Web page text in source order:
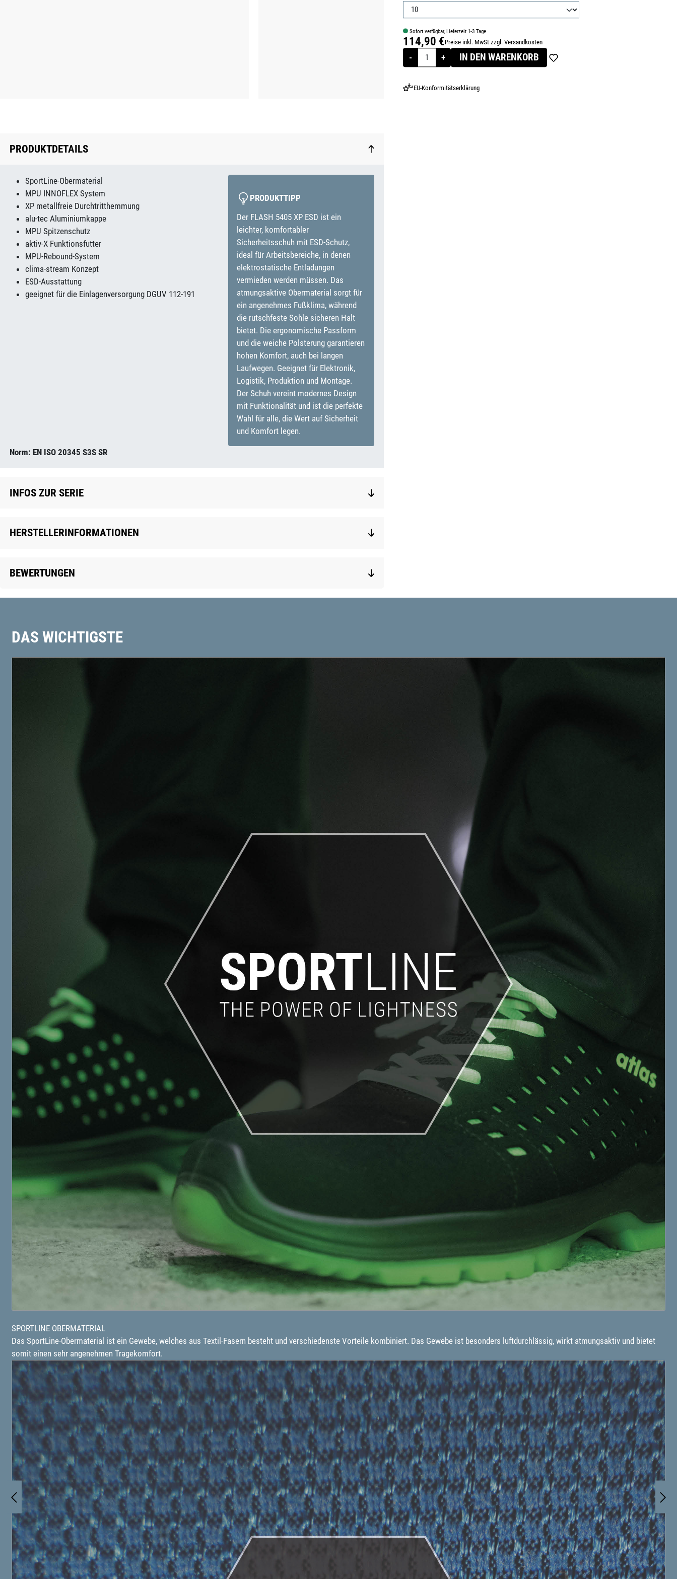
Sofort verfügbar, Lieferzeit 1-3 Tage
Regulärer Preis:
114,90 €Preise inkl. MwSt zzgl. Versandkosten
- + IN DEN WARENKORB
EU-Konformitätserklärung
PRODUKTDETAILS
SportLine-Obermaterial
MPU INNOFLEX System
XP metallfreie Durchtritthemmung
alu-tec Aluminiumkappe
MPU Spitzenschutz
aktiv-X Funktionsfutter
MPU-Rebound-System
clima-stream Konzept
ESD-Ausstattung
geeignet für die Einlagenversorgung DGUV 112-191
PRODUKTTIPP
Der FLASH 5405 XP ESD ist ein
leichter, komfortabler
Sicherheitsschuh mit ESD-Schutz,
ideal für Arbeitsbereiche, in denen
elektrostatische Entladungen
vermieden werden müssen. Das
atmungsaktive Obermaterial sorgt für
ein angenehmes Fußklima, während
die rutschfeste Sohle sicheren Halt
bietet. Die ergonomische Passform
und die weiche Polsterung garantieren
hohen Komfort, auch bei langen
Laufwegen. Geeignet für Elektronik,
Logistik, Produktion und Montage.
Der Schuh vereint modernes Design
mit Funktionalität und ist die perfekte
Wahl für alle, die Wert auf Sicherheit
und Komfort legen.
Norm: EN ISO 20345 S3S SR
INFOS ZUR SERIE
HERSTELLERINFORMATIONEN
BEWERTUNGEN
DAS WICHTIGSTE
SPORTLINE OBERMATERIAL
Das SportLine-Obermaterial ist ein Gewebe, welches aus Textil-Fasern besteht und verschiedenste Vorteile kombiniert. Das Gewebe ist besonders luftdurchlässig, wirkt atmungsaktiv und bietet
somit einen sehr angenehmen Tragekomfort.